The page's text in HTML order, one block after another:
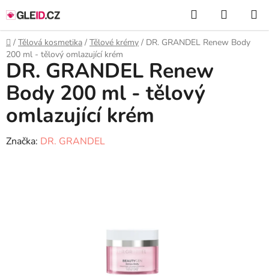
na
obsah
Hledat
KOŠÍK
Domů
/ Tělová kosmetika / Tělové krémy / DR. GRANDEL Renew Body
200 ml - tělový omlazující krém
DR. GRANDEL Renew
Body 200 ml - tělový
omlazující krém
Značka: DR. GRANDEL